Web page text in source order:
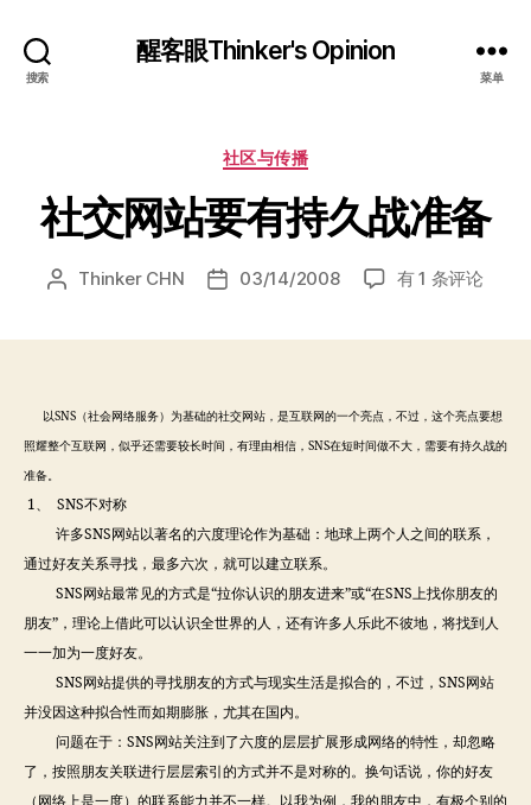
搜索
醒客眼Thinker's Opinion
菜单
分
社区与传播
社交网站要有持久战准备
文 Thinker CHN
发 03/14/2008
社
有
备
有 1 条评论
以SNS（社会网络服务）为基础的社交网站，是互联网的一个亮点，不过，这个亮点要想
照耀整个互联网，似乎还需要较长时间，有理由相信，SNS在短时间做不大，需要有持久战的
准备。
1、 SNS不对称
许多SNS网站以著名的六度理论作为基础：地球上两个人之间的联系，
通过好友关系寻找，最多六次，就可以建立联系。
SNS网站最常见的方式是“拉你认识的朋友进来”或“在SNS上找你朋友的
朋友”，理论上借此可以认识全世界的人，还有许多人乐此不彼地，将找到人
一一加为一度好友。
SNS网站提供的寻找朋友的方式与现实生活是拟合的，不过，SNS网站
并没因这种拟合性而如期膨胀，尤其在国内。
问题在于：SNS网站关注到了六度的层层扩展形成网络的特性，却忽略
了，按照朋友关联进行层层索引的方式并不是对称的。换句话说，你的好友
（网络上是一度）的联系能力并不一样。以我为例，我的朋友中，有极个别的